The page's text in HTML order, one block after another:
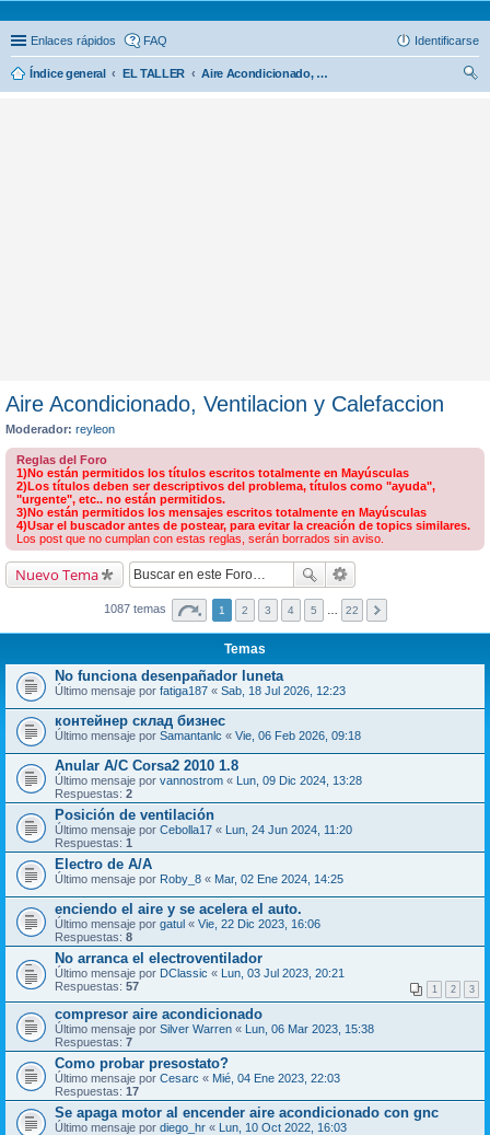
Enlaces rápidos FAQ Identificarse
Índice general EL TALLER
Aire Acondicionado, Ventilacion y Calefaccion
Aire Acondicionado, Ventilacion y Calefaccion
Moderador: reyleon
Reglas del Foro
1)No están permitidos los títulos escritos totalmente en Mayúsculas
2)Los títulos deben ser descriptivos del problema, títulos como "ayuda",
"urgente", etc.. no están permitidos.
3)No están permitidos los mensajes escritos totalmente en Mayúsculas
4)Usar el buscador antes de postear, para evitar la creación de topics similares.
Los post que no cumplan con estas reglas, serán borrados sin aviso.
Nuevo Tema
1087 temas 1 2 3 4 5 22
Temas
No funciona desenpañador luneta
Último mensaje por fatiga187 « Sab, 18 Jul 2026, 12:23
контейнер склад бизнес
Último mensaje por Samantanlc « Vie, 06 Feb 2026, 09:18
Anular A/C Corsa2 2010 1.8
Último mensaje por vannostrom « Lun, 09 Dic 2024, 13:28
Respuestas: 2
Posición de ventilación
Último mensaje por Cebolla17 « Lun, 24 Jun 2024, 11:20
Respuestas: 1
Electro de A/A
Último mensaje por Roby_8 « Mar, 02 Ene 2024, 14:25
enciendo el aire y se acelera el auto.
Último mensaje por gatul « Vie, 22 Dic 2023, 16:06
Respuestas: 8
No arranca el electroventilador
Último mensaje por DClassic « Lun, 03 Jul 2023, 20:21
Respuestas: 57 1 2 3
compresor aire acondicionado
Último mensaje por Silver Warren « Lun, 06 Mar 2023, 15:38
Respuestas: 7
Como probar presostato?
Último mensaje por Cesarc « Mié, 04 Ene 2023, 22:03
Respuestas: 17
Se apaga motor al encender aire acondicionado con gnc
Último mensaje por diego_hr « Lun, 10 Oct 2022, 16:03